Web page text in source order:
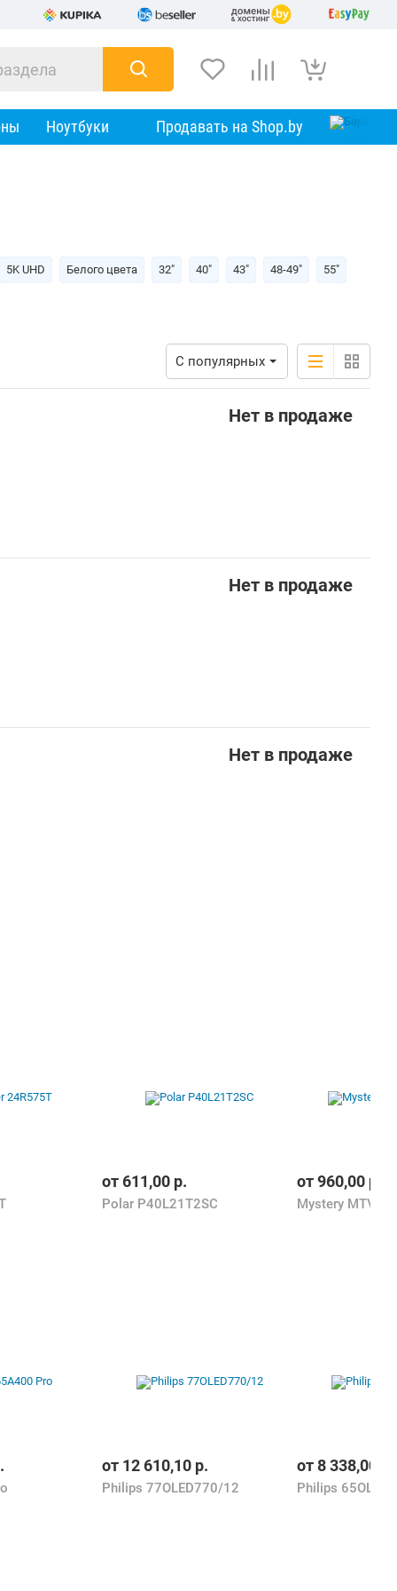
Ноутбуки Продавать на Shop.by
5K UHD Белого цвета 32" 40" 43" 48-49" 55"
С популярных
Нет в продаже
Нет в продаже
Нет в продаже
от611,00 р.
Polar P40L21T2SC
от960,00 р.
Mystery MTV-
от 12 610,10 р.
Philips 77OLED770/12
от8 338,00
Philips